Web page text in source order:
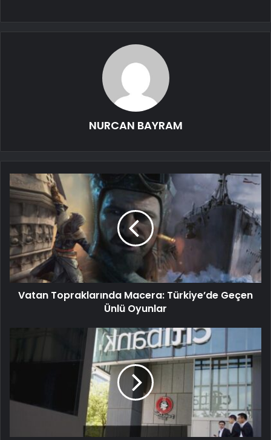
NURCAN BAYRAM
Vatan Topraklarında Macera: Türkiye’de Geçen
Ünlü Oyunlar